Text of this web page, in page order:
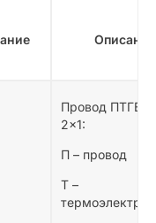
Описание
Провод
2×1:
П – провод
Т –